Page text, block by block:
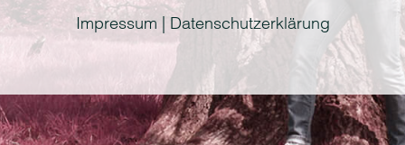
Impressum | Datenschutzerklärung